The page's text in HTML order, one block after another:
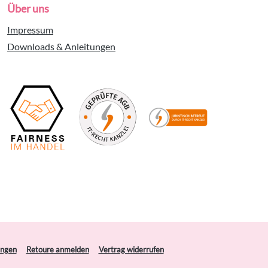
Über uns
Impressum
Downloads & Anleitungen
Retoure anmelden Vertrag widerrufen